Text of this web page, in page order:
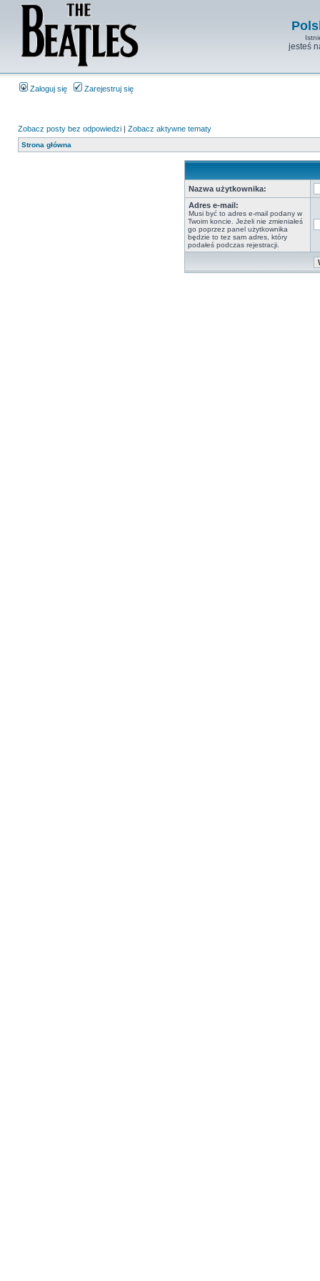
jesteś
Zaloguj się Zarejestruj się
Zobacz posty bez odpowiedzi | Zobacz aktywne tematy
Strona główna
Nazwa użytkownika:
Adres e-mail:
Musi być to adres e-mail podany w
Twoim koncie. Jeżeli nie zmieniałeś
go poprzez panel użytkownika
będzie to tez sam adres, który
podałeś podczas rejestracji.